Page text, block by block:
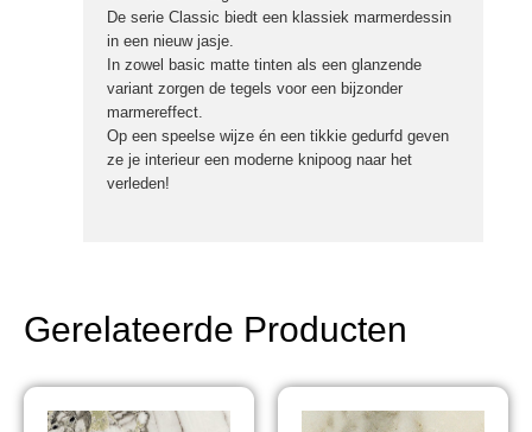
De serie Classic biedt een klassiek marmerdessin
in een nieuw jasje.
In zowel basic matte tinten als een glanzende
variant zorgen de tegels voor een bijzonder
marmereffect.
Op een speelse wijze én een tikkie gedurfd geven
ze je interieur een moderne knipoog naar het
verleden!
Gerelateerde Producten